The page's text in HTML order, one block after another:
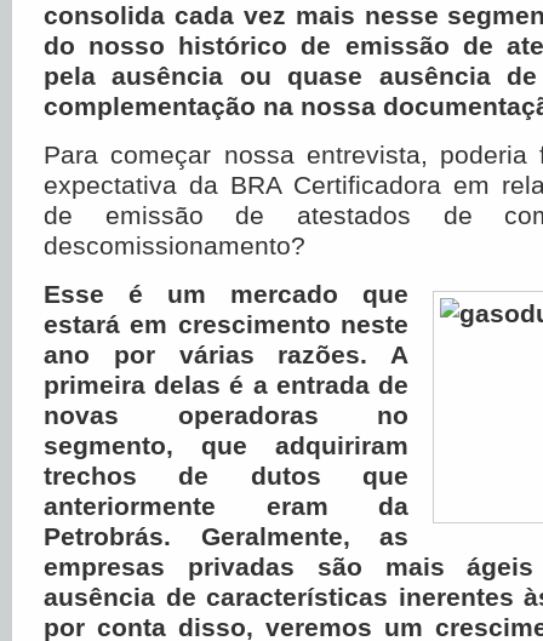
consolida cada vez mais nesse
do nosso histórico de emissão de
pela ausência ou quase ausência
complementação na nossa
Para começar nossa entrevista,
expectativa da BRA Certificadora em
de emissão de atestados de
descomissionamento?
Esse é um mercado que
estará em crescimento neste
ano por várias razões. A
primeira delas é a entrada de
novas operadoras no
segmento, que adquiriram
trechos de dutos que
anteriormente eram da
Petrobrás. Geralmente, as
empresas privadas são mais
ausência de características inerentes
por conta disso, veremos um